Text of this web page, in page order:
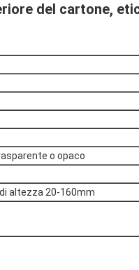
del cartone,
o opaco
altezza 20-160mm